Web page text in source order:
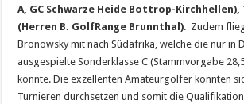
A, GC Schwarze Heide Bottrop-Kirchhellen),
(Herren B. GolfRange Brunnthal). Zudem
Bronowsky mit nach Südafrika, welche die nur in
ausgespielte Sonderklasse C (Stammvorgabe
konnte. Die exzellenten Amateurgolfer konnten
Turnieren durchsetzen und somit die